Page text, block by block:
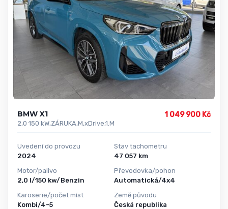
BMW X1
2,0 150 kW,ZÁRUKA,M,xDrive,1.M
1 049 900 Kč
Uvedení do provozu
2024
Motor/palivo
2,0 l/150 kw/Benzin
Karoserie/počet míst
Kombi/4-5
Stav tachometru
47 057 km
Převodovka/pohon
Automatická/4x4
Země původu
Česká republika